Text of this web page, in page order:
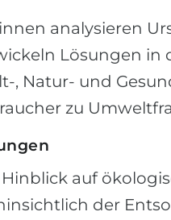
analysieren
Lösungen in
, Natur- und
zu
auf
der